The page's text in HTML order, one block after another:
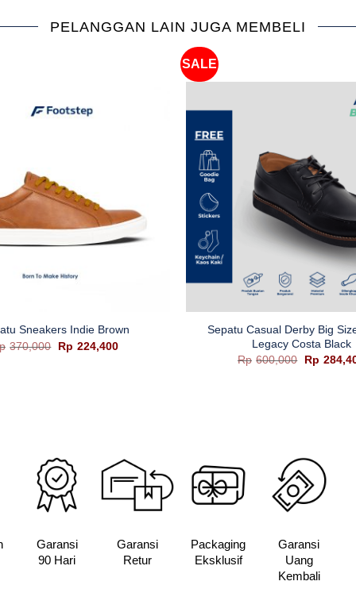
PELANGGAN LAIN JUGA MEMBELI
Sneakers Indie Brown
370,000
Harga
aslinya
Rp 224,400Harga
SALE
Sepatu Casual Derby Big
Legacy Costa Black
Rp 600,000
Harga
aslinya
Rp
Garansi
90 Hari
Garansi
Retur
Packaging
Eksklusif
Garansi
Uang
Kembali